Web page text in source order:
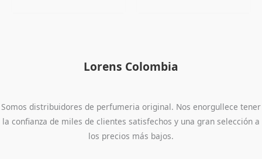
Lorens Colombia
Somos distribuidores de perfumeria original. Nos enorgullece tener
la confianza de miles de clientes satisfechos y una gran selección a
los precios más bajos.